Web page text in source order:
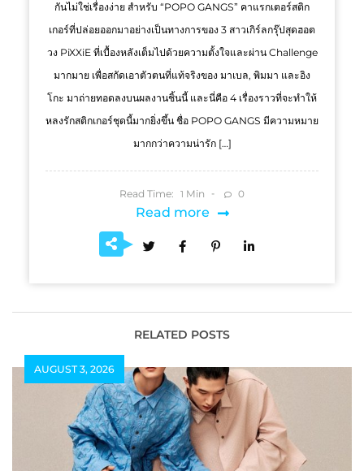
กันไม่ใช่เรื่องง่าย สำหรับ “POPO GANGS” คาแรกเตอร์สติก
เกอร์ที่ปล่อยออกมาอย่างเป็นทางการของ 3 สาวเกิร์ลกรุ๊ปสุดฮอต
วง PiXXiE ที่เบื้องหลังเต็มไปด้วยความตั้งใจและผ่าน Challenge
มากมาย เพื่อสกัดเอาตัวตนที่แท้จริงของ มาเบล, พิมมา และอิง
โกะ มาถ่ายทอดลงบนผลงานชิ้นนี้ และนี่คือ 4 เรื่องราวที่จะทำให้
หลงรักสติกเกอร์ชุดนี้มากยิ่งขึ้น ชื่อ POPO GANGS มีความหมาย
มากกว่าความน่ารัก […]
Read Time: 1 Min 0
Read more
RELATED POSTS
AUGUST 3, 2026